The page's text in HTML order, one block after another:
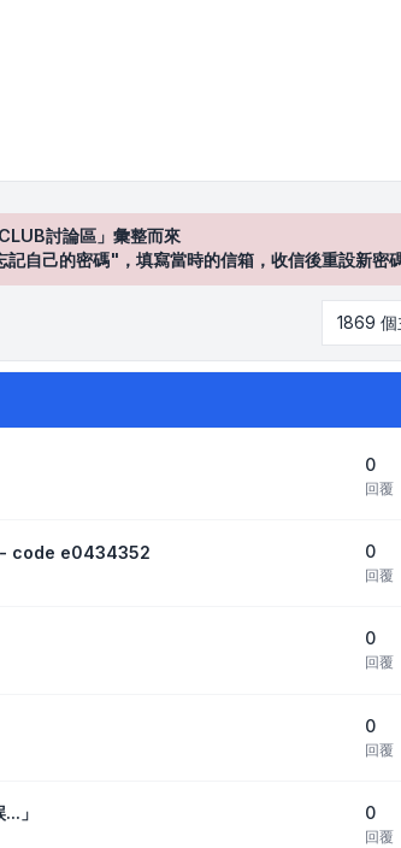
討論區」彙整而來
己的密碼"，填寫當時的信箱，收信後重設新密碼
1869 個
0
回覆
- code e0434352 0
回覆
0
回覆
0
回覆
」 0
回覆